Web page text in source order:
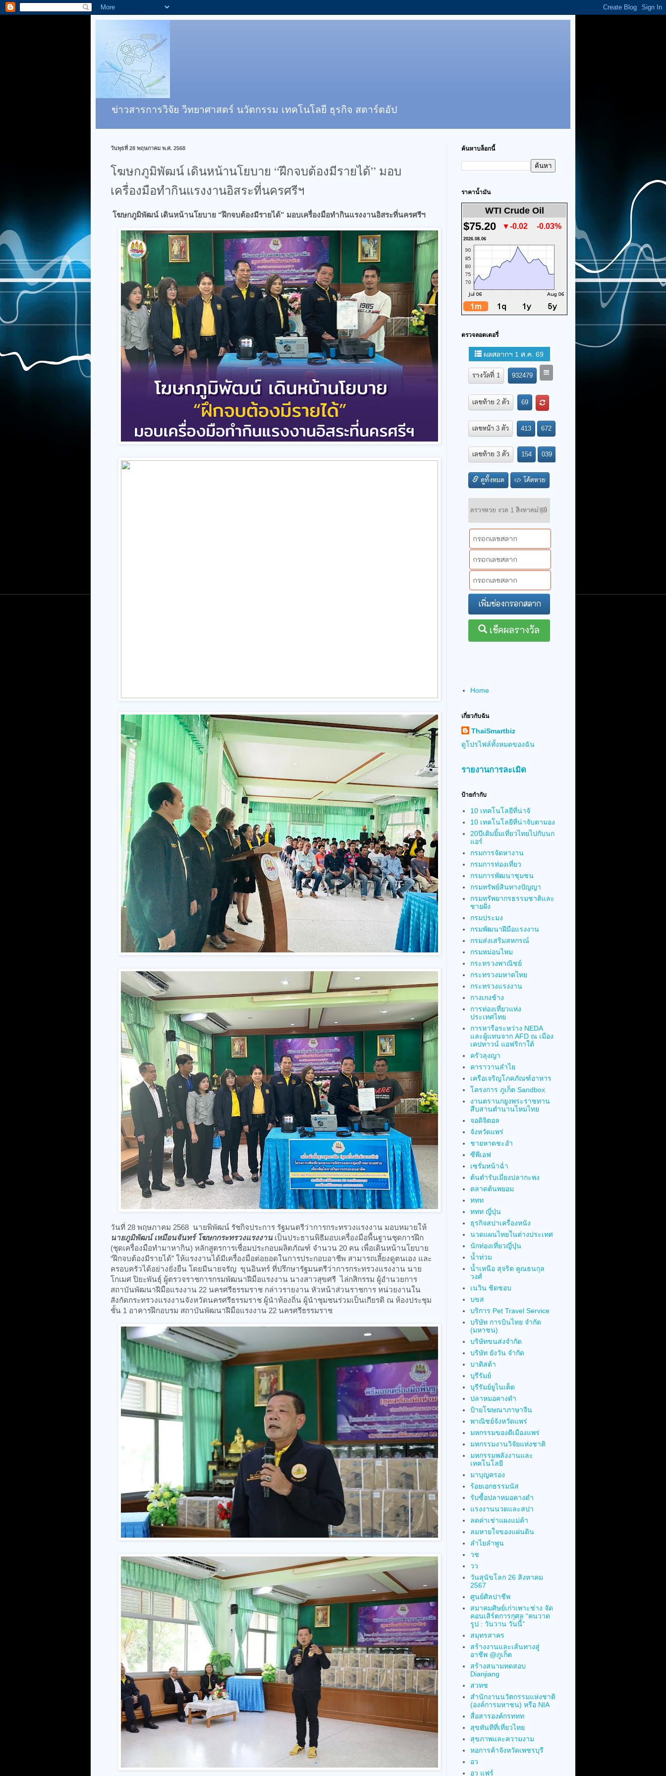
ข่าวสารการวิจัย วิทยาศาสตร์ นวัตกรรม เทคโนโลยี ธุรกิจ สตาร์ตอัป
วันพุธที่ 28 พฤษภาคม พ.ศ. 2568
โฆษกภูมิพัฒน์ เดินหน้านโยบาย “ฝึกจบต้องมีรายได้” มอบ
เครื่องมือทำกินแรงงานอิสระที่นครศรีฯ
โฆษกภูมิพัฒน์ เดินหน้านโยบาย “ฝึกจบต้องมีรายได้” มอบเครื่องมือทำกินแรงงานอิสระที่นครศรีฯ
วันที่ 28 พฤษภาคม 2568 นายพิพัฒน์ รัชกิจประการ รัฐมนตรีว่าการกระทรวงแรงงาน มอบหมายให้
นายภูมิพัฒน์ เหมือนจันทร์ โฆษกกระทรวงแรงงานเป็นประธานพิธีมอบเครื่องมือพื้นฐานชุดการฝึก
(ชุดเครื่องมือทำมาหากิน) หลักสูตรการเชื่อมประกอบผลิตภัณฑ์ จำนวน 20 คน เพื่อเดินหน้านโยบาย
“ฝึกจบต้องมีรายได้” ให้แรงงานได้มีเครื่องมือต่อยอดในการประกอบอาชีพ สามารถเลี้ยงดูตนเอง และ
ครอบครัวได้อย่างยั่งยืน โดยมีนายจรัญ ขุนอินทร์ ที่ปรึกษารัฐมนตรีว่าการกระทรวงแรงงาน นาย
โกเมศ ปิยะพันธุ์ ผู้ตรวจราชการกรมพัฒนาฝีมือแรงงาน นางสาวสุขศรี ไล่กสิกรรม ผู้อำนวยการ
สถาบันพัฒนาฝีมือแรงงาน 22 นครศรีธรรมราช กล่าวรายงาน หัวหน้าส่วนราชการ หน่วยงานใน
สังกัดกระทรวงแรงงานจังหวัดนครศรีธรรมราช ผู้นำท้องถิ่น ผู้นำชุมชนร่วมเป็นเกียรติ ณ ห้องประชุม
ชั้น 1 อาคารฝึกอบรม สถาบันพัฒนาฝีมือแรงงาน 22 นครศรีธรรมราช
ค้นหาบล็อกนี้
ราคาน้ำมัน
WTI Crude Oil
$75.20 ▼-0.02 -0.03%
2026.08.06
ตรวจลอตเตอรี่
Home
เกี่ยวกับฉัน
ThaiSmartbiz
ดูโปรไฟล์ทั้งหมดของฉัน
รายงานการละเมิด
ป้ายกำกับ
10 เทคโนโลยีที่น่าจั
10 เทคโนโลยีที่น่าจับตามอง
20ปีเติมยิ้มเที่ยวไทยไปกับนก
แอร์
กรมการจัดหางาน
กรมการท่องเที่ยว
กรมการพัฒนาชุมชน
กรมทรัพย์สินทางปัญญา
กรมทรัพยากรธรรมชาติและ
ชายฝั่ง
กรมประมง
กรมพัฒนาฝีมือแรงงาน
กรมส่งเสริมสหกรณ์
กรมหม่อนไหม
กระทรวงพาณิชย์
กระทรวงมหาดไทย
กระทรวงแรงงาน
กางเกงช้าง
การท่องเที่ยวแห่ง
ประเทศไทย
การหารือระหว่าง NEDA
และผู้แทนจาก AFD ณ เมือง
เคปทาวน์ แอฟริกาใต้
ครัวลุงญา
คาราวานลำไย
เครือเจริญโภคภัณฑ์อาหาร
โครงการ ภูเก็ต Sandbox
งานตรานกยูงพระราชทาน
สืบสานตำนานไหมไทย
จอดิจิตอล
จังหวัดแพร่
ชายหาดชะอำ
ซีพีเอฟ
เซรั่มหน้าฉ่ำ
ต้นตำรับเมี่ยงปลากะพง
ตลาดต้นพยอม
ททท
ททท ญี่ปุ่น
ธุรกิจสปาเครื่องหนัง
นวดแผนไทยในต่างประเทศ
นักท่องเที่ยวญี่ปุ่น
น้ำท่วม
น้ำเหนือ สุจริต คูณธนกุล
วงศ์
เนวิน ชิดชอบ
บขส
บริการ Pet Travel Service
บริษัท การบินไทย จำกัด
(มหาชน)
บริษัทขนส่งจำกัด
บริษัท ยังวัน จำกัด
บาติสต้า
บุรีรัมย์
บุรีรัมย์ยูไนเต็ด
ปลาหมอคางดำ
ป้ายโฆษณาภาษาจีน
พาณิชย์จังหวัดแพร่
มหกรรมของดีเมืองแพร่
มหกรรมงานวิจัยแห่งชาติ
มหกรรมพลังงานและ
เทคโนโลยี
มาบุญครอง
ร้อยเอกธรรมนัส
รับซื้อปลาหมอคางดำ
แรงงานนวดและสปา
ลดค่าเช่าแผงแม่ค้า
ลมหายใจของแผ่นดิน
ลำไยลำพูน
วช
วว
วันสุนัขโลก 26 สิงหาคม
2567
ศูนย์ศิลปาชีพ
สมาคมศิษย์เก่าเพาะช่าง จัด
คอนเสิร์ตการกุศล “คนวาด
รูป : วันวาน วันนี้”
สมุทรสาคร
สร้างงานและเส้นทางสู่
อาชีพ @ภูเก็ต
สร้างสนามทดสอบ
Dianjiang
สวทช
สำนักงานนวัตกรรมแห่งชาติ
(องค์การมหาชน) หรือ NIA
สื่อสารองค์กรททท
สุขทันทีที่เที่ยวไทย
สุขภาพและความงาม
หอการค้าจังหวัดเพชรบุรี
อว
อว แฟร์